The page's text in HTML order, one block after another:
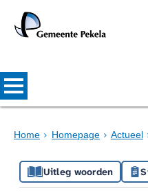
Home Homepage Actueel
Uitleg woorden